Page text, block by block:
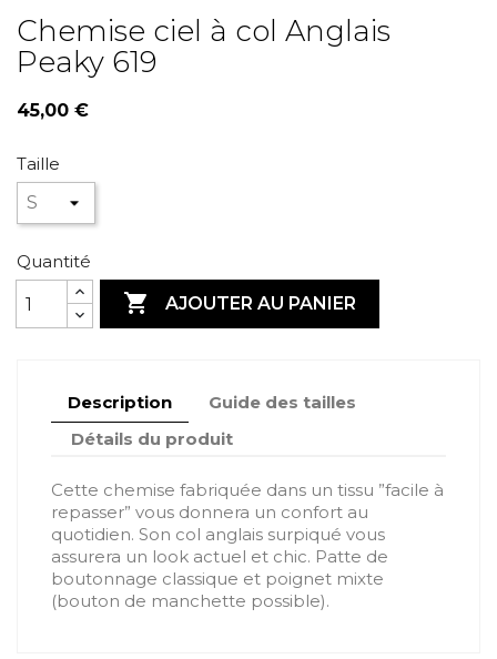
Chemise ciel à col Anglais
Peaky 619
45,00 €
Taille
Quantité
 AJOUTER AU PANIER
Description
Guide des tailles
Détails du produit
Cette chemise fabriquée dans un tissu ”facile à
repasser” vous donnera un confort au
quotidien. Son col anglais surpiqué vous
assurera un look actuel et chic. Patte de
boutonnage classique et poignet mixte
(bouton de manchette possible).